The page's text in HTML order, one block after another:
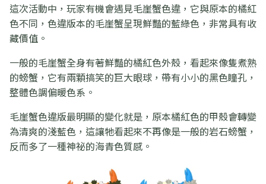
這次活動中，玩家有機會遇見毛崖蟹色違，它與原本的橘紅
色不同，色違版本的毛崖蟹呈現鮮豔的藍綠色，非常具有收
藏價值。
一般的毛崖蟹全身有著鮮豔的橘紅色外殼，看起來像隻煮熟
的螃蟹，它有兩顆搞笑的巨大眼球，帶有小小的黑色瞳孔，
整體色調偏暖色系。
毛崖蟹色違版最明顯的變化就是，原本橘紅色的甲殼會轉變
為清爽的淺藍色，這讓牠看起來不再像是一般的岩石螃蟹，
反而多了一種神祕的海青色質感。